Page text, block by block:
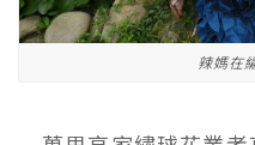
辣媽在